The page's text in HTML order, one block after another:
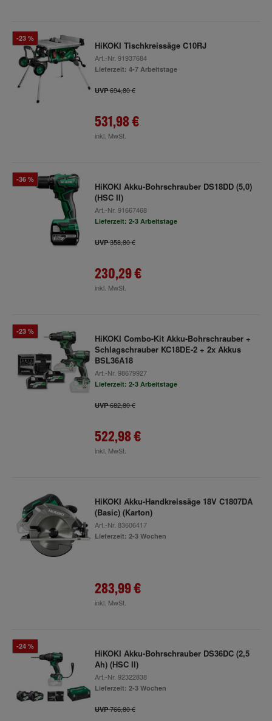
-23 %
HiKOKI Tischkreissäge C10RJ
Art.-Nr. 91937684
Lieferzeit: 4-7 Arbeitstage
UVP694,80 €
531,98 €
inkl. MwSt.
-36 %
HiKOKI Akku-Bohrschrauber DS18DD (5,0)
(HSC II)
Art.-Nr. 91667468
Lieferzeit: 2-3 Arbeitstage
UVP358,80 €
230,29 €
inkl. MwSt.
-23 %
HiKOKI Combo-Kit Akku-Bohrschrauber +
Schlagschrauber KC18DE-2 + 2x Akkus
BSL36A18
Art.-Nr. 98679927
Lieferzeit: 2-3 Arbeitstage
UVP682,80 €
522,98 €
inkl. MwSt.
HiKOKI Akku-Handkreissäge 18V C1807DA
(Basic) (Karton)
Art.-Nr. 83606417
Lieferzeit: 2-3 Wochen
283,99 €
inkl. MwSt.
-24 %
HiKOKI Akku-Bohrschrauber DS36DC (2,5
Ah) (HSC II)
Art.-Nr. 92322838
Lieferzeit: 2-3 Wochen
UVP766,80 €